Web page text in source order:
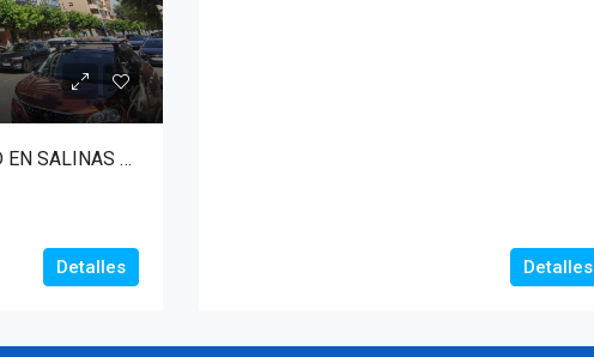
¡¡¡EXCLUSIVA OPORTUNIDAD EN SALINAS – 205 m² EN PLENA CALLE PRINCIPAL!!!
Detalles Detalles